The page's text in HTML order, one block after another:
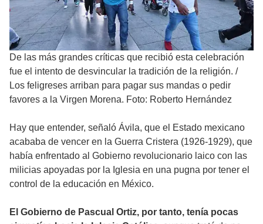
De las más grandes críticas que recibió esta celebración
fue el intento de desvincular la tradición de la religión. /
Los feligreses arriban para pagar sus mandas o pedir
favores a la Virgen Morena. Foto: Roberto Hernández
Hay que entender, señaló Ávila, que el Estado mexicano
acababa de vencer en la Guerra Cristera (1926-1929), que
había enfrentado al Gobierno revolucionario laico con las
milicias apoyadas por la Iglesia en una pugna por tener el
control de la educación en México.
El Gobierno de Pascual Ortiz, por tanto, tenía pocas